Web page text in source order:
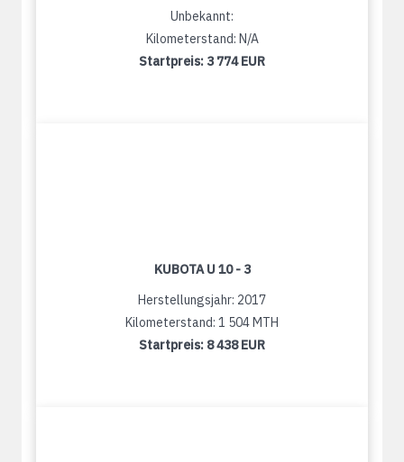
Unbekannt:
Kilometerstand: N/A
Startpreis: 3 774 EUR
KUBOTA U 10 - 3
Herstellungsjahr: 2017
Kilometerstand: 1 504 MTH
Startpreis: 8 438 EUR